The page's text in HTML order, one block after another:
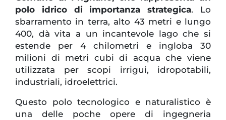
polo idrico di importanza strategica. Lo
sbarramento in terra, alto 43 metri e lungo
400, dà vita a un incantevole lago che si
estende per 4 chilometri e ingloba 30
milioni di metri cubi di acqua che viene
utilizzata per scopi irrigui, idropotabili,
industriali, idroelettrici.
Questo polo tecnologico e naturalistico è
una delle poche opere di ingegneria